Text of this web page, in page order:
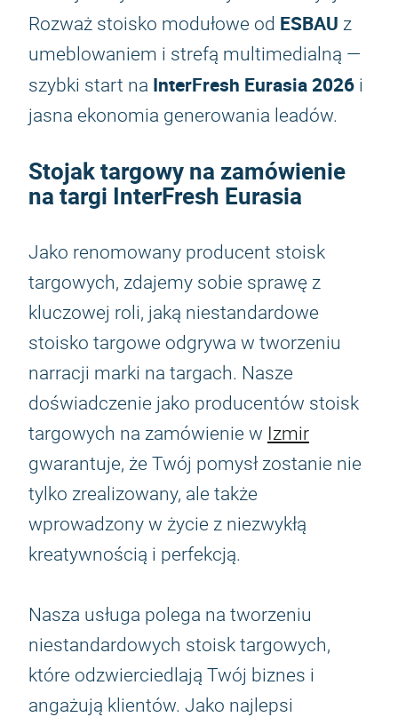
Rozważ stoisko modułowe od ESBAU z
umeblowaniem i strefą multimedialną —
szybki start na InterFresh Eurasia 2026 i
jasna ekonomia generowania leadów.
Stojak targowy na zamówienie
na targi InterFresh Eurasia
Jako renomowany producent stoisk
targowych, zdajemy sobie sprawę z
kluczowej roli, jaką niestandardowe
stoisko targowe odgrywa w tworzeniu
narracji marki na targach. Nasze
doświadczenie jako producentów stoisk
targowych na zamówienie w Izmir
gwarantuje, że Twój pomysł zostanie nie
tylko zrealizowany, ale także
wprowadzony w życie z niezwykłą
kreatywnością i perfekcją.
Nasza usługa polega na tworzeniu
niestandardowych stoisk targowych,
które odzwierciedlają Twój biznes i
angażują klientów. Jako najlepsi